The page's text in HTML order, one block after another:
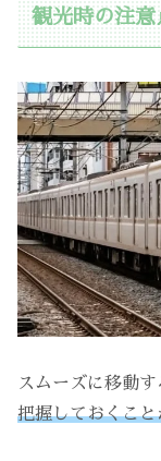
観光時の注意
スムーズに移動す
把握しておくこと